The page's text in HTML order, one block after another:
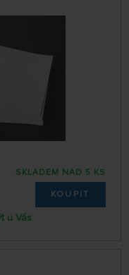
SKLADEM NAD 5 KS
KOUPIT
u Vás